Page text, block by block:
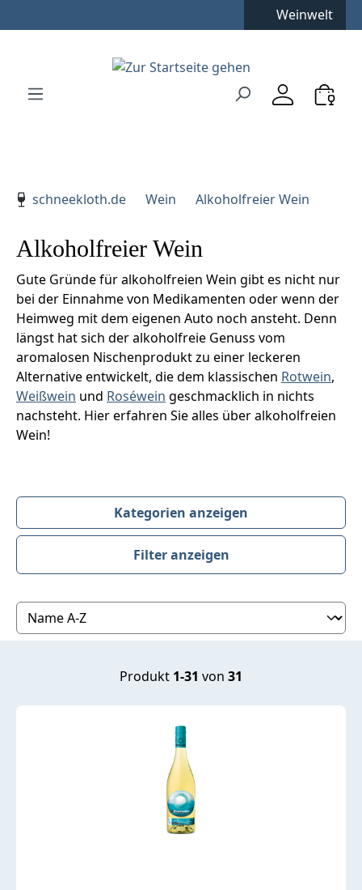
Zur Hauptnavigation springen
Weinwelt
schneekloth.de
Wein Alkoholfreier Wein
Alkoholfreier Wein
Gute Gründe für alkoholfreien Wein gibt es nicht nur
bei der Einnahme von Medikamenten oder wenn der
Heimweg mit dem eigenen Auto noch ansteht. Denn
längst hat sich der alkoholfreie Genuss vom
aromalosen Nischenprodukt zu einer leckeren
Alternative entwickelt, die dem klassischen Rotwein,
Weißwein und Roséwein geschmacklich in nichts
nachsteht. Hier erfahren Sie alles über alkoholfreien
Wein!
Kategorien anzeigen
Filter anzeigen
Produktübersicht
Produkt 1-31 von 31